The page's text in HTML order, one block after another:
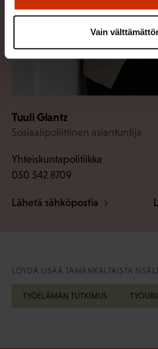
Vain
Tuuli Glantz
Sosiaalipoliittinen asiantuntija
Yhteiskuntapolitiikka
050 542 8709
Lähetä sähköpostia
LÖYDÄ LISÄÄ TÄMÄNKALTAISTA
TYÖELÄMÄN TUTKIMUS